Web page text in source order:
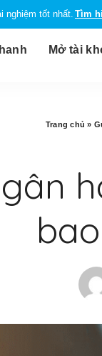
nghiệm tốt nhất. Tìm
Mở tài
Trang chủ »